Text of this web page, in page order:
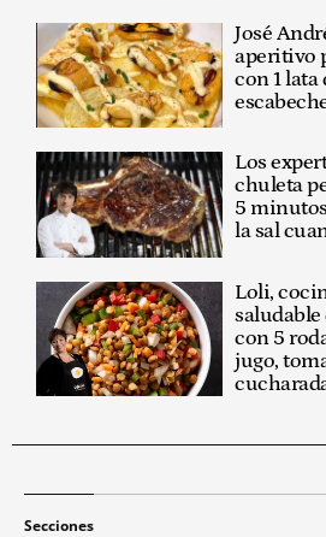
José
aperitivo
con 1
Los
chuleta
5
la sal
Loli,
saludable
con 5
jugo,
Secciones